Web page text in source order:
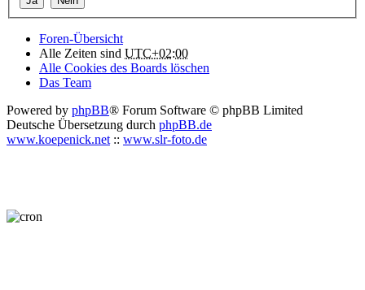
Foren-Übersicht
Alle Zeiten sind UTC+02:00
Alle Cookies des Boards löschen
Das Team
Powered by phpBB® Forum Software © phpBB Limited
Deutsche Übersetzung durch phpBB.de
www.koepenick.net :: www.slr-foto.de